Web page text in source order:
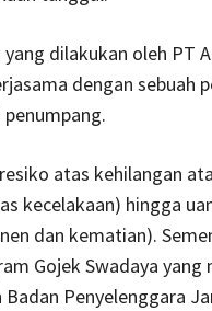
dilakukan oleh PT
dengan sebuah
atas kehilangan
kecelakaan) hingga
dan kematian).
Gojek Swadaya yang
Penyelenggara